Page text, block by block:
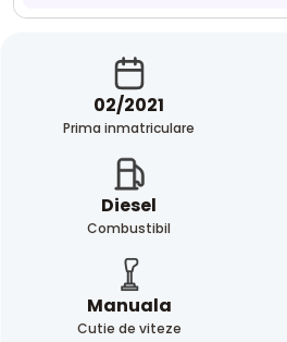
02/2021
Prima inmatriculare
Diesel
Combustibil
Manuala
Cutie de viteze